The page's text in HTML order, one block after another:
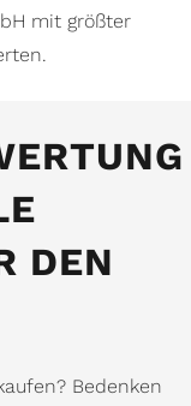
mit größter
DEN
Bedenken